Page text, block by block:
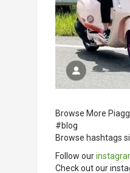
Browse More
#blog
Browse hashtags
Follow our
Check out our